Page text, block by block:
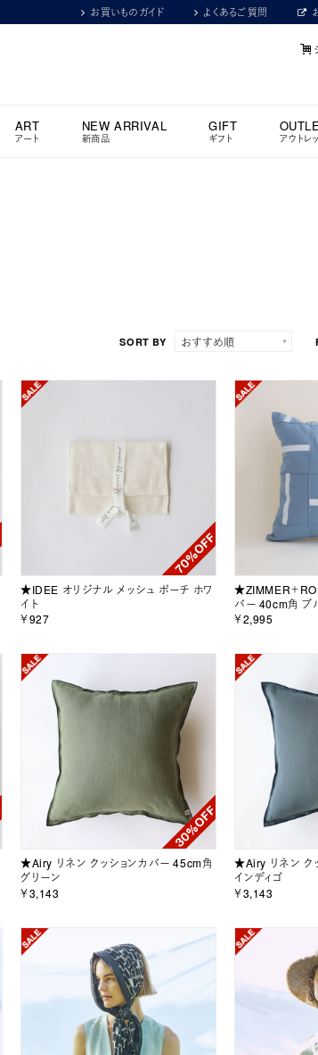
お買いものガイド よくあるご質問
ART
アート
NEW ARRIVAL
新商品
GIFT
ギフト アウトレ
SORT BY
★IDEE オリジナル メッシュ ポーチ ホワ
イト
￥927
★ZIMMER＋
バー 40cm角 ブ
￥2,995
★Airy リネン クッションカバー 45cm角
グリーン
￥3,143
★Airy リネン ク
インディゴ
￥3,143